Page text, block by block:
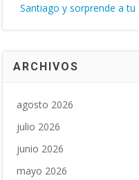
Santiago y sorprende a tu
ARCHIVOS
agosto 2026
julio 2026
junio 2026
mayo 2026